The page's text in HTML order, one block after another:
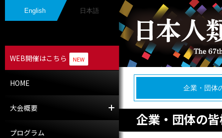
企業・団体
企業・団体の
English 日本語
WEB開催はこちら NEW
HOME
大会概要 大会長挨拶
開催概要
プログラム